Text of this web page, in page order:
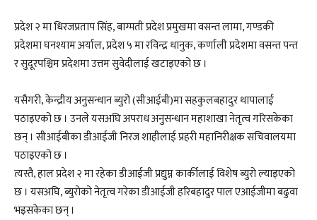
प्रदेश २ मा धिरजप्रताप सिंह, बाग्मती प्रदेश प्रमुखमा वसन्त लामा, गण्डकी
प्रदेशमा घनश्याम अर्याल, प्रदेश ५ मा रविन्द्र धानुक, कर्णाली प्रदेशमा वसन्त पन्त
र सुदूरपश्चिम प्रदेशमा उत्तम सुवेदीलाई खटाइएको छ ।
यसैगरी, केन्द्रीय अनुसन्धान ब्युरो (सीआईबी)मा सहकुलबहादुर थापालाई
पठाइएको छ । उनले यसअघि अपराध अनुसन्धान महाशाखा नेतृत्व गरिसकेका
छन् । सीआईबीका डीआईजी निरज शाहीलाई प्रहरी महानिरीक्षक सचिवालयमा
पठाइएको छ ।
त्यस्तै, हाल प्रदेश २ मा रहेका डीआईजी प्रद्युम्न कार्कीलाई विशेष ब्युरो ल्याइएको
छ । यसअघि, ब्युरोको नेतृत्व गरेका डीआईजी हरिबहादुर पाल एआईजीमा बढुवा
भइसकेका छन् ।